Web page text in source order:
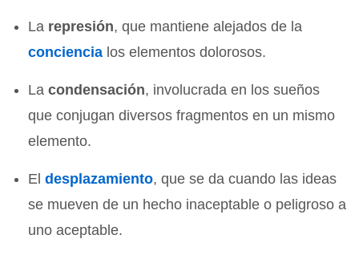
La represión, que mantiene alejados de la
conciencia los elementos dolorosos.
Lacondensación, involucrada en los sueños
que conjugan diversos fragmentos en un mismo
elemento.
Eldesplazamiento, que se da cuando las ideas
se mueven de un hecho inaceptable o peligroso a
uno aceptable.